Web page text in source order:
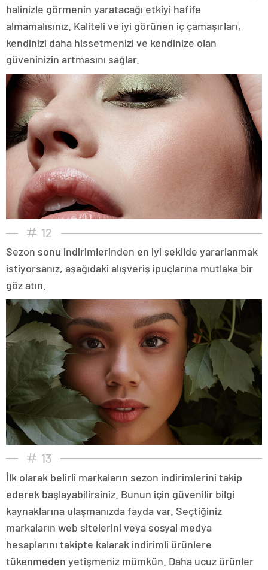
halinizle görmenin yaratacağı etkiyi hafife
almamalısınız. Kaliteli ve iyi görünen iç çamaşırları,
kendinizi daha hissetmenizi ve kendinize olan
güveninizin artmasını sağlar.
12
Sezon sonu indirimlerinden en iyi şekilde yararlanmak
istiyorsanız, aşağıdaki alışveriş ipuçlarına mutlaka bir
göz atın.
13
İlk olarak belirli markaların sezon indirimlerini takip
ederek başlayabilirsiniz. Bunun için güvenilir bilgi
kaynaklarına ulaşmanızda fayda var. Seçtiğiniz
markaların web sitelerini veya sosyal medya
hesaplarını takipte kalarak indirimli ürünlere
tükenmeden yetişmeniz mümkün. Daha ucuz ürünler